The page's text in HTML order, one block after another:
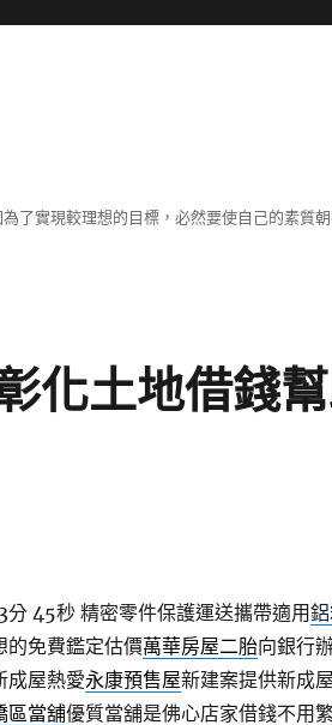
實現較理想的目標，必然要使自己的素質
化土地借錢
分 45秒精密零件保護運送攜帶適用
的免費鑑定估價萬華房屋二胎向銀行
成屋熱愛永康預售屋新建案提供新成
區當舖優質當舖是佛心店家借錢不用